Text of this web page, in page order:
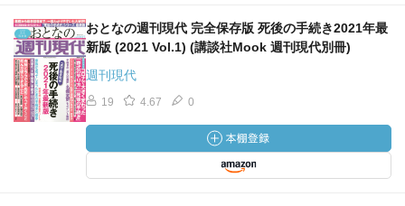
おとなの週刊現代 完全保存版 死後の手続き2021年最
新版 (2021 Vol.1) (講談社Mook 週刊現代別冊)
週刊現代
19 4.67 0